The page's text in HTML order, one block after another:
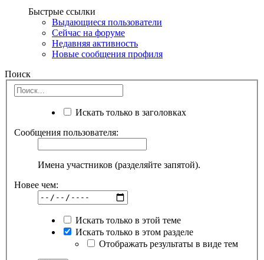
Быстрые ссылки
Выдающиеся пользователи
Сейчас на форуме
Недавняя активность
Новые сообщения профиля
Поиск
Искать только в заголовках
Сообщения пользователя:
Имена участников (разделяйте запятой).
Новее чем:
Искать только в этой теме
Искать только в этом разделе
Отображать результаты в виде тем